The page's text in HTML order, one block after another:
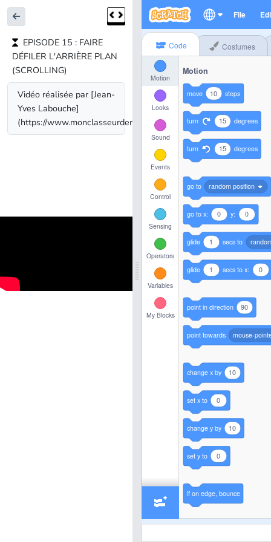
EPISODE 15 : FAIRE
DÉFILER L'ARRIÈRE PLAN
(SCROLLING)
Vidéo réalisée par [Jean-
Yves Labouche]
(https://www.monclasseurdemaths.fr).